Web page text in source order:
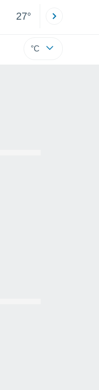
27°
°C